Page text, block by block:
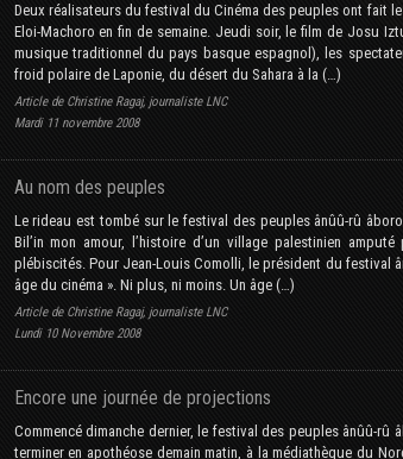
Deux réalisateurs du festival du Cinéma des peuples ont fait
Eloi-Machoro en fin de semaine. Jeudi soir, le film de Josu
musique traditionnel du pays basque espagnol), les
froid polaire de Laponie, du désert du Sahara à la (…)
Article de Christine Ragaj, journaliste LNC
Mardi 11 novembre 2008
Au nom des peuples
Le rideau est tombé sur le festival des peuples ânûû-rû
Bil’in mon amour, l’histoire d’un village palestinien
plébiscités. Pour Jean-Louis Comolli, le président du festival
âge du cinéma ». Ni plus, ni moins. Un âge (…)
Article de Christine Ragaj, journaliste LNC
Lundi 10 Novembre 2008
Encore une journée de projections
Commencé dimanche dernier, le festival des peuples ânûû-
terminer en apothéose demain matin, à la médiathèque du